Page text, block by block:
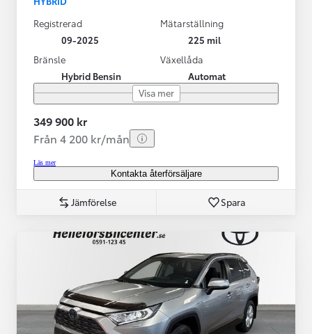
Registrerad
09-2025
Mätarställning
225 mil
Bränsle
Hybrid Bensin
Växellåda
Automat
Visa mer
349 900 kr
Från 4 200 kr/mån
Läs mer
Kontakta återförsäljare
Jämförelse Spara